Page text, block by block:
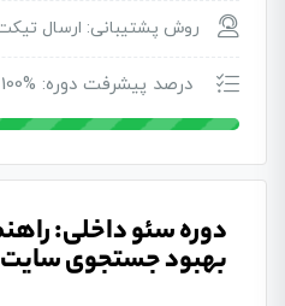
روش پشتیبانی: ارسال
درصد پیشرفت دوره: %100
دوره سئو داخلی:
بهبود جستجوی